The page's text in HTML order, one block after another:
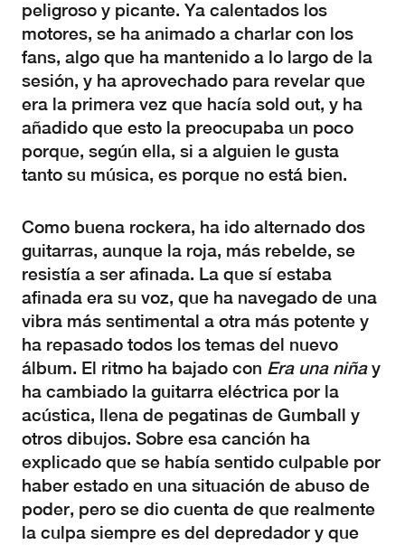
peligroso y picante. Ya calentados los
motores, se ha animado a charlar con los
fans, algo que ha mantenido a lo largo de la
sesión, y ha aprovechado para revelar que
era la primera vez que hacía sold out, y ha
añadido que esto la preocupaba un poco
porque, según ella, si a alguien le gusta
tanto su música, es porque no está bien.
Como buena rockera, ha ido alternado dos
guitarras, aunque la roja, más rebelde, se
resistía a ser afinada. La que sí estaba
afinada era su voz, que ha navegado de una
vibra más sentimental a otra más potente y
ha repasado todos los temas del nuevo
álbum. El ritmo ha bajado con Era una niñay
ha cambiado la guitarra eléctrica por la
acústica, llena de pegatinas de Gumball y
otros dibujos. Sobre esa canción ha
explicado que se había sentido culpable por
haber estado en una situación de abuso de
poder, pero se dio cuenta de que realmente
la culpa siempre es del depredador y que